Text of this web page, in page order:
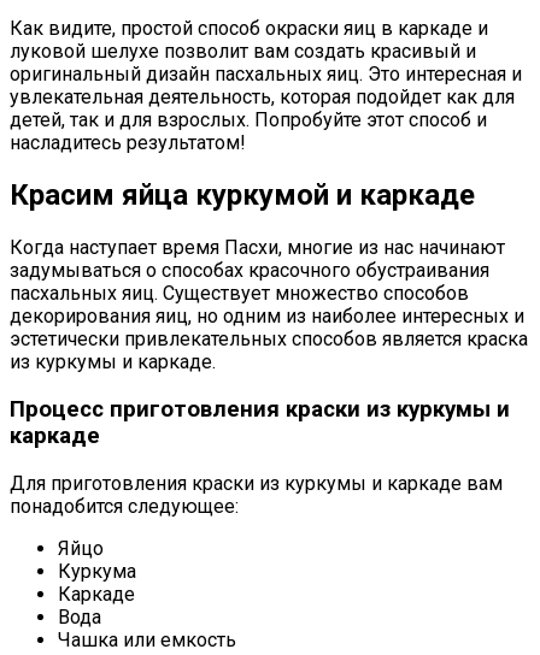
Как видите, простой способ окраски яиц в каркаде и
луковой шелухе позволит вам создать красивый и
оригинальный дизайн пасхальных яиц. Это интересная и
увлекательная деятельность, которая подойдет как для
детей, так и для взрослых. Попробуйте этот способ и
насладитесь результатом!
Красим яйца куркумой и каркаде
Когда наступает время Пасхи, многие из нас начинают
задумываться о способах красочного обустраивания
пасхальных яиц. Существует множество способов
декорирования яиц, но одним из наиболее интересных и
эстетически привлекательных способов является краска
из куркумы и каркаде.
Процесс приготовления краски из куркумы и
каркаде
Для приготовления краски из куркумы и каркаде вам
понадобится следующее:
Яйцо
Куркума
Каркаде
Вода
Чашка или емкость